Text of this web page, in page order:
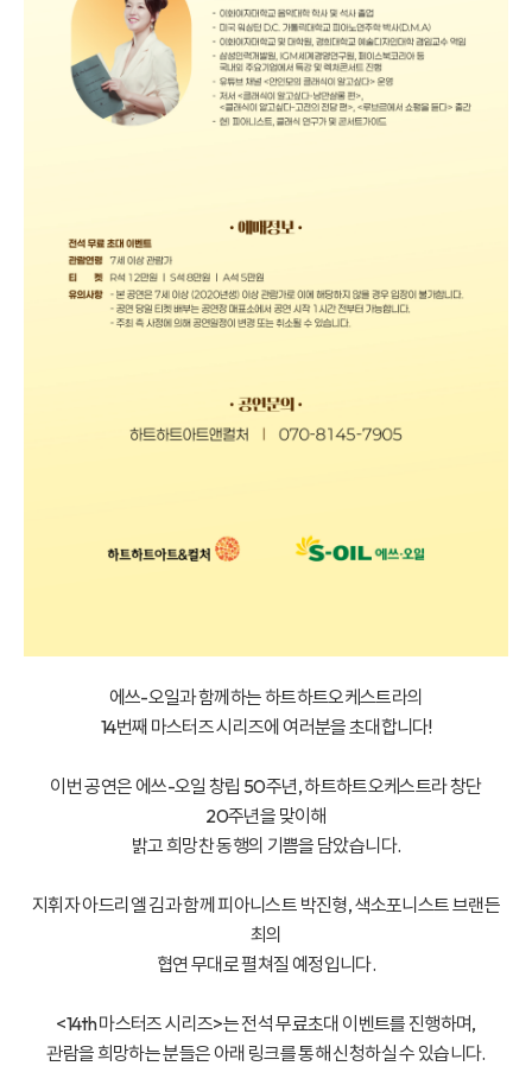
에쓰-오일과 함께하는 하트하트오케스트라의
14번째 마스터즈 시리즈에 여러분을 초대합니다!
이번 공연은 에쓰-오일 창립 50주년,하트하트오케스트라 창단
20주년을 맞이해
밝고 희망찬 동행의 기쁨을 담았습니다.
지휘자 아드리엘 김과 함께 피아니스트 박진형, 색소포니스트 브랜든
최의
협연 무대로 펼쳐질 예정입니다.
<14th 마스터즈 시리즈>는 전석 무료초대 이벤트를 진행하며,
관람을 희망하는 분들은 아래 링크를 통해 신청하실 수 있습니다.